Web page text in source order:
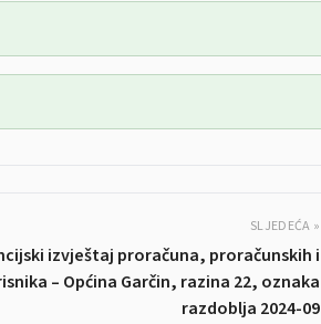
SLJEDEĆA »
izvještaj proračuna, proračunskih i
– Općina Garčin, razina 22, oznaka
razdoblja 2024-09